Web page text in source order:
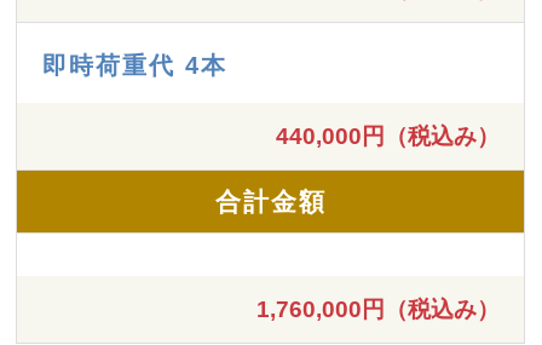
即時荷重代 4本
440,000円（税込み）
合計金額
1,760,000円（税込み）